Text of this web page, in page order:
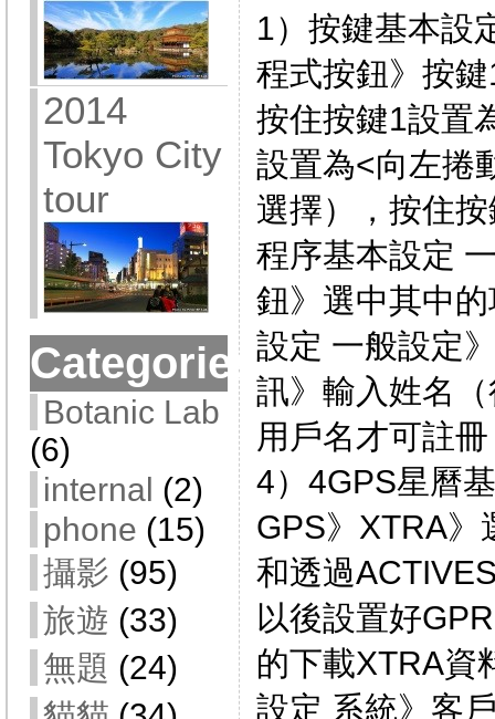
2014
Tokyo City
tour
Categories
Botanic Lab
(6)
internal (2)
phone (15)
攝影 (95)
旅遊 (33)
無題 (24)
1）按鍵基本設
程式按鈕》按
按住按鍵1設置
設置為<向左捲
選擇），按住
程序基本設定
鈕》選中其中
設定 一般設定
訊》輸入姓名
用戶名才可註
4）4GPS星曆
GPS》XTRA》
和透過
以後設置好
的下載XTRA資
設定 系統》客